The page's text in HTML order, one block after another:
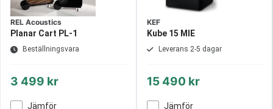
REL Acoustics
Planar Cart PL-1
Beställningsvara
3 499 kr
Jämför
KEF
Kube 15 MIE
Leverans 2-5 dagar
15 490 kr
Jämför